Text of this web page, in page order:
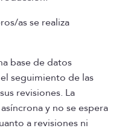
as se realiza
base de datos
seguimiento de las
revisiones. La
y no se espera
a revisiones ni